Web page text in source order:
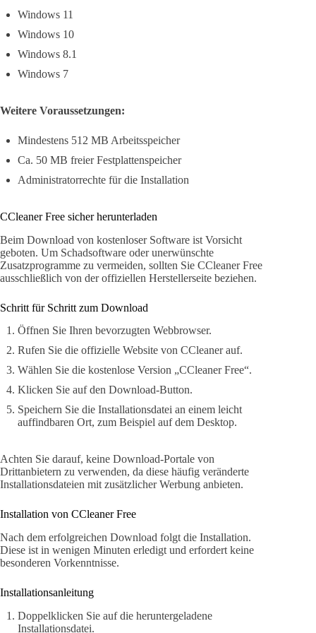
Windows 11
Windows 10
Windows 8.1
Windows 7
Weitere Voraussetzungen:
Mindestens 512 MB Arbeitsspeicher
Ca. 50 MB freier Festplattenspeicher
Administratorrechte für die Installation
CCleaner Free sicher herunterladen
Beim Download von kostenloser Software ist Vorsicht
geboten. Um Schadsoftware oder unerwünschte
Zusatzprogramme zu vermeiden, sollten Sie CCleaner Free
ausschließlich von der offiziellen Herstellerseite beziehen.
Schritt für Schritt zum Download
Öffnen Sie Ihren bevorzugten Webbrowser.
Rufen Sie die offizielle Website von CCleaner auf.
Wählen Sie die kostenlose Version „CCleaner Free“.
Klicken Sie auf den Download-Button.
Speichern Sie die Installationsdatei an einem leicht
auffindbaren Ort, zum Beispiel auf dem Desktop.
Achten Sie darauf, keine Download-Portale von
Drittanbietern zu verwenden, da diese häufig veränderte
Installationsdateien mit zusätzlicher Werbung anbieten.
Installation von CCleaner Free
Nach dem erfolgreichen Download folgt die Installation.
Diese ist in wenigen Minuten erledigt und erfordert keine
besonderen Vorkenntnisse.
Installationsanleitung
Doppelklicken Sie auf die heruntergeladene
Installationsdatei.